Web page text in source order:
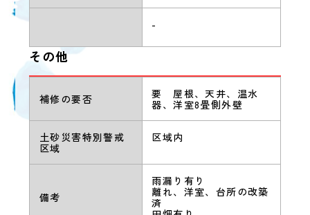
-
その他
補修の要否
要 屋根、天井、温水
器、洋室8畳側外壁
土砂災害特別警戒
区域
区域内
備考
雨漏り有り
離れ、洋室、台所の改築
済